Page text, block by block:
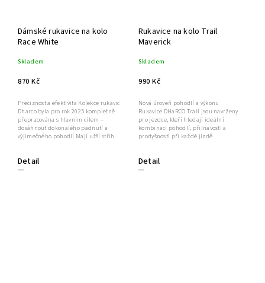
Dámské rukavice na kolo
Race White
Skladem
870 Kč
Detail
Preciznost a efektivita Kolekce rukavic
Dharco byla pro rok 2025 kompletně
přepracována s hlavním cílem –
dosáhnout dokonalého padnutí a
výjimečného pohodlí Mají užší střih
Rukavice na kolo Trail
Maverick
Skladem
990 Kč
Detail
Nová úroveň pohodlí a výkonu
Rukavice DHaRCO Trail jsou navrženy
pro jezdce, kteří hledají ideální
kombinaci pohodlí, přilnavosti a
prodyšnosti při každé jízdě